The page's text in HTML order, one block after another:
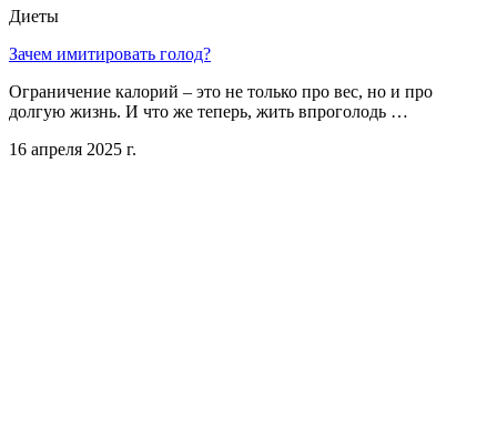
Диеты
Зачем имитировать голод?
Ограничение калорий – это не только про вес, но и про
долгую жизнь. И что же теперь, жить впроголодь …
16 апреля 2025 г.